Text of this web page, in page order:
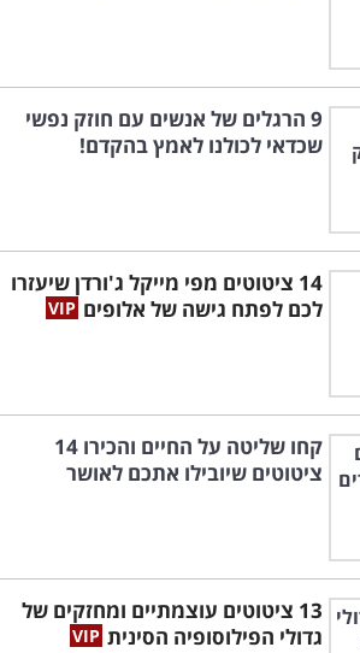
9 הרגלים של אנשים עם חוזק נפשי
שכדאי לכולנו לאמץ בהקדם!
14 ציטוטים מפי מייקל ג'ורדן שיעזרו
לכם לפתח גישה של אלופים
קחו שליטה על החיים והכירו 14
ציטוטים שיובילו אתכם לאושר
13 ציטוטים עוצמתיים ומחזקים של
גדולי הפילוסופיה הסינית